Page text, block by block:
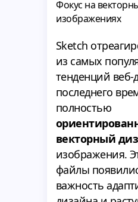
Фокус на
изображениях
Sketch
из самых
тенденций веб-
последнего
полностью
векторный
изображения.
файлы
важность